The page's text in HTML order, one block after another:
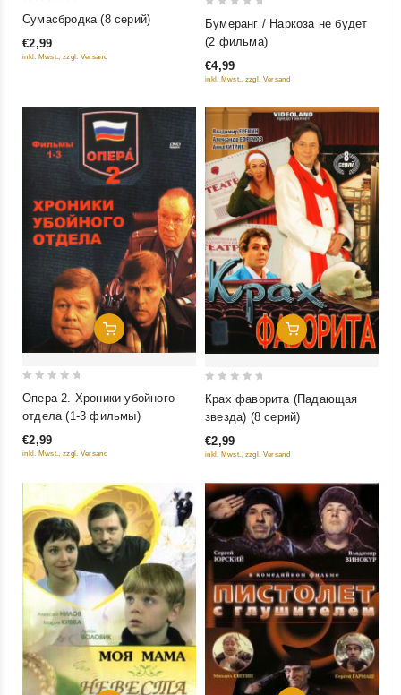
out
of
Сумасбродка (8 серий)
€2,99
inkl. Mwst., zzgl. Versand
out
5
Бумеранг / Наркоза не будет
(2 фильма)
€4,99
inkl. Mwst., zzgl. Versand
Добавить В Корзину
5
Опера 2. Хроники убойного
отдела (1-3 фильмы)
€2,99
inkl. Mwst., zzgl. Versand
Добавить В Корзину
out
5
Крах фаворита (Падающая
звезда) (8 серий)
€2,99
inkl. Mwst., zzgl. Versand